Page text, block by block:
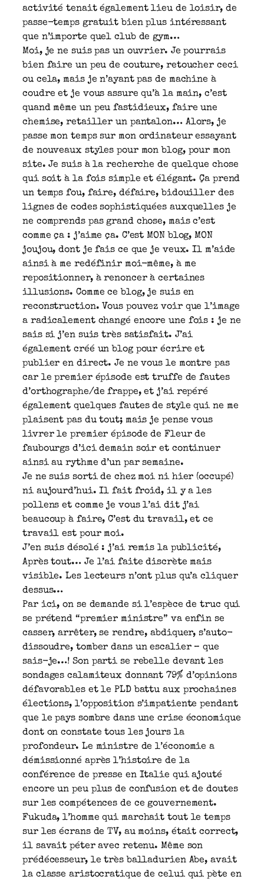
activité tenait également lieu de loisir, de
passe-temps gratuit bien plus intéressant
que n’importe quel club de gym…
Moi, je ne suis pas un ouvrier. Je pourrais
bien faire un peu de couture, retoucher ceci
ou cela, mais je n’ayant pas de machine à
coudre et je vous assure qu’à la main, c’est
quand même un peu fastidieux, faire une
chemise, retailler un pantalon… Alors, je
passe mon temps sur mon ordinateur essayant
de nouveaux styles pour mon blog, pour mon
site. Je suis à la recherche de quelque chose
qui soit à la fois simple et élégant. Ça prend
un temps fou, faire, défaire, bidouiller des
lignes de codes sophistiquées auxquelles je
ne comprends pas grand chose, mais c’est
comme ça : j’aime ça. C’est MON blog, MON
joujou, dont je fais ce que je veux. Il m’aide
ainsi à me redéfinir moi-même, à me
repositionner, à renoncer à certaines
illusions. Comme ce blog, je suis en
reconstruction. Vous pouvez voir que l’image
a radicalement changé encore une fois : je ne
sais si j’en suis très satisfait. J’ai
également créé un blog pour écrire et
publier en direct. Je ne vous le montre pas
car le premier épisode est truffe de fautes
d’orthographe/de frappe, et j’ai repéré
également quelques fautes de style qui ne me
plaisent pas du tout; mais je pense vous
livrer le premier épisode de Fleur de
faubourgs d’ici demain soir et continuer
ainsi au rythme d’un par semaine.
Je ne suis sorti de chez moi ni hier (occupé)
ni aujourd’hui. Il fait froid, il y a les
pollens et comme je vous l’ai dit j’ai
beaucoup à faire, C’est du travail, et ce
travail est pour moi.
J’en suis désolé : j’ai remis la publicité,
Après tout… Je l’ai faite discrète mais
visible. Les lecteurs n’ont plus qu’a cliquer
dessus…
Par ici, on se demande si l’espèce de truc qui
se prétend “premier ministre” va enfin se
casser, arrêter, se rendre, abdiquer, s’auto-
dissoudre, tomber dans un escalier – que
sais-je…! Son parti se rebelle devant les
sondages calamiteux donnant 79% d’opinions
défavorables et le PLD battu aux prochaines
élections, l’opposition s’impatiente pendant
que le pays sombre dans une crise économique
dont on constate tous les jours la
profondeur. Le ministre de l’économie a
démissionné après l’histoire de la
conférence de presse en Italie qui ajouté
encore un peu plus de confusion et de doutes
sur les compétences de ce gouvernement.
Fukuda, l’homme qui marchait tout le temps
sur les écrans de TV, au moins, était correct,
il savait péter avec retenu. Même son
prédécesseur, le très balladurien Abe, avait
la classe aristocratique de celui qui pète en